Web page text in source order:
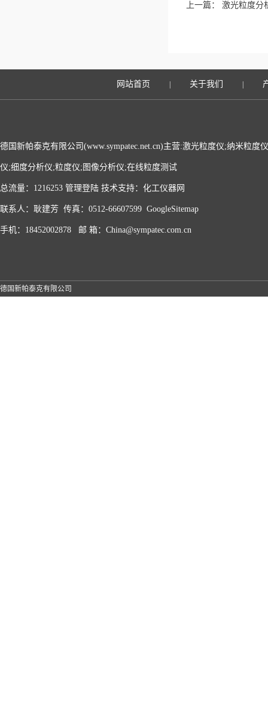
上一篇： 激光粒度分
网站首页 关于我们
德国新帕泰克有限公司(www.sympatec.net.cn)主营:激光粒度仪;纳米粒度
仪;细度分析仪;粒度仪;图像分析仪;在线粒度测试
总流量：1216253 管理登陆 技术支持： 化工仪器网
联系人：耿建芳 传真：0512-66607599 GoogleSitemap
手机：18452002878 邮 箱：China@sympatec.com.cn
德国新帕泰克有限公司